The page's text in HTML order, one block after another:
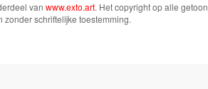
van www.exto.art. Het copyright op alle
zonder schriftelijke toestemming.